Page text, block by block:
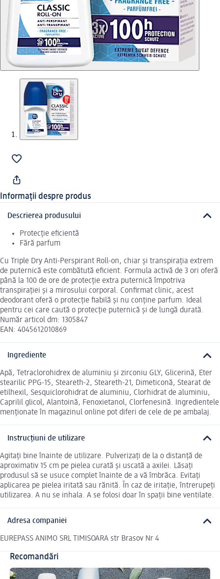
Informații despre produs
Descrierea produsului
Protecție eficientă
Fără parfum
Cu Triple Dry Anti-Perspirant Roll-on, chiar și transpirația extrem
de puternică este combătută eficient. Formula activă de 3 ori oferă
până la 100 de ore de protecție extra puternică împotriva
transpirației și a mirosului corporal. Confirmat clinic, acest
deodorant oferă o protecție fiabilă și nu conține parfum. Ideal
pentru cei care caută o protecție puternică și de lungă durată.
Număr articol dm: 1305847
EAN: 4045612010869
Ingrediente
Apă, Tetraclorohidrex de aluminiu și zirconiu GLY, Glicerină, Eter
stearilic PPG-15, Steareth-2, Steareth-21, Dimeticonă, Stearat de
etilhexil, Sesquiclorohidrat de aluminiu, Clorhidrat de aluminiu,
Caprilil glicol, Alantoină, Fenoxietanol, Clorfenesină. Ingredientele
menționate în magazinul online pot diferi de cele de pe ambalaj.
Instrucțiuni de utilizare
Agitați bine înainte de utilizare. Pulverizați de la o distanță de
aproximativ 15 cm pe pielea curată și uscată a axilei. Lăsați
produsul să se usuce complet înainte de a vă îmbrăca. Evitați
aplicarea pe pielea iritată sau rănită. În caz de iritație, întrerupeți
utilizarea. A nu se inhala. A se folosi doar în spații bine ventilate.
Adresa companiei
EUREPASS ANIMO SRL TIMISOARA str Brasov Nr 4
Recomandări